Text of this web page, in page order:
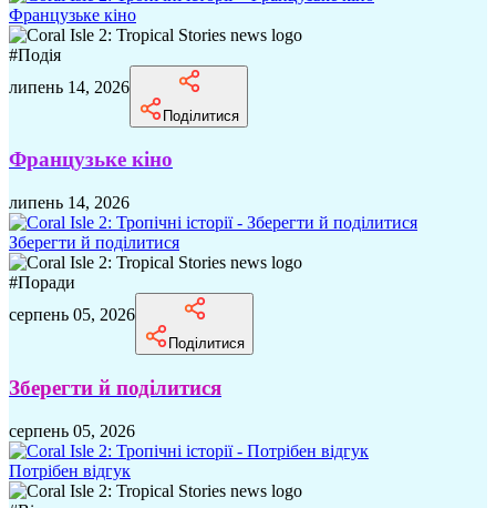
Французьке кіно
#Подія
липень 14, 2026
Поділитися
Французьке кіно
липень 14, 2026
Зберегти й поділитися
#Поради
серпень 05, 2026
Поділитися
Зберегти й поділитися
серпень 05, 2026
Потрібен відгук